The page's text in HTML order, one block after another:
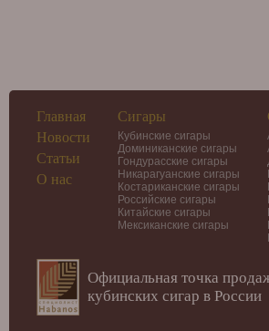
Главная
Новости
Статьи
О нас
Сигары
Кубинские сигары
Доминиканские сигары
Гондурасские сигары
Никарагуанские сигары
Костариканские сигары
Российские сигары
Китайские сигары
Мексиканские сигары
Официальная точка
кубинских сигар в России